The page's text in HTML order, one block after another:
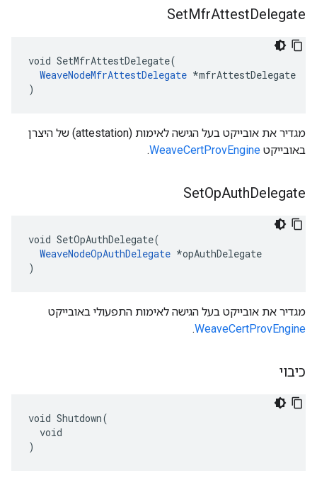
SetMfrAttestDelegate
void SetMfrAttestDelegate(
WeaveNodeMfrAttestDelegate *mfrAttestDelegate
)
מגדיר את אובייקט בעל הגישה לאימות (attestation) של היצרן
באובייקט WeaveCertProvEngine
.
SetOpAuthDelegate
void SetOpAuthDelegate(
WeaveNodeOpAuthDelegate *opAuthDelegate
)
מגדיר את אובייקט בעל הגישה לאימות התפעולי באובייקט
WeaveCertProvEngine
.
כיבוי
void Shutdown(
  void
)